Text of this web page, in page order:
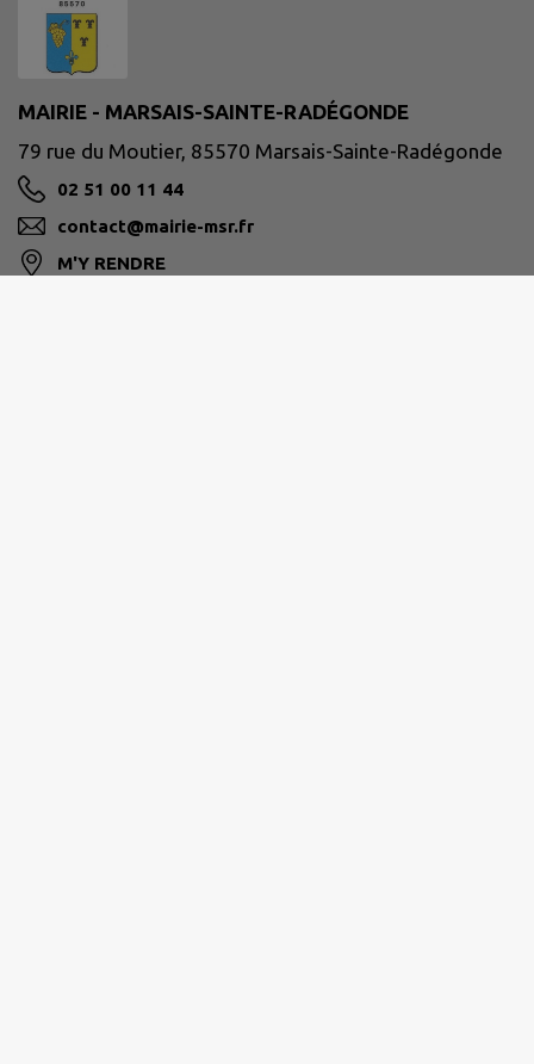
MAIRIE - MARSAIS-SAINTE-RADÉGONDE
79 rue du Moutier, 85570 Marsais-Sainte-Radégonde
02 51 00 11 44
contact@mairie-msr.fr
M'Y RENDRE